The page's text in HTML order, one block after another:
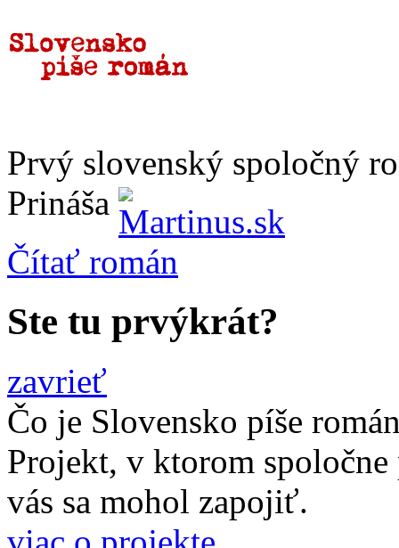
Prvý slovenský spoločný
Prináša
Čítať román
Ste tu prvýkrát?
zavrieť
Čo je Slovensko píše
Projekt, v ktorom
vás sa mohol zapojiť.